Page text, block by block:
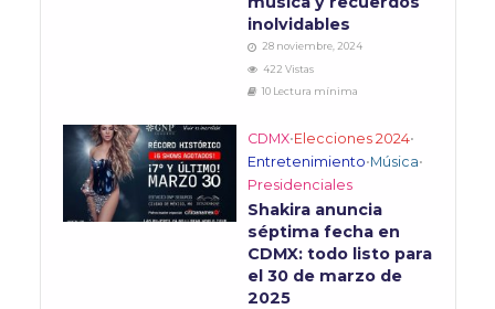
inolvidables
28 noviembre, 2024
422 Vistas
10 Lectura mínima
CDMX•Elecciones 2024•
Entretenimiento•Música•
Presidenciales
Shakira anuncia
séptima fecha en
CDMX: todo listo para
el 30 de marzo de
2025